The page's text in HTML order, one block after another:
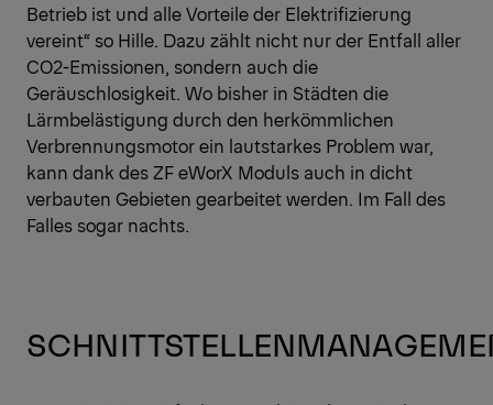
Betrieb ist und alle Vorteile der Elektrifizierung
vereint“ so Hille. Dazu zählt nicht nur der Entfall aller
CO2-Emissionen, sondern auch die
Geräuschlosigkeit. Wo bisher in Städten die
Lärmbelästigung durch den herkömmlichen
Verbrennungsmotor ein lautstarkes Problem war,
kann dank des ZF eWorX Moduls auch in dicht
verbauten Gebieten gearbeitet werden. Im Fall des
Falles sogar nachts.